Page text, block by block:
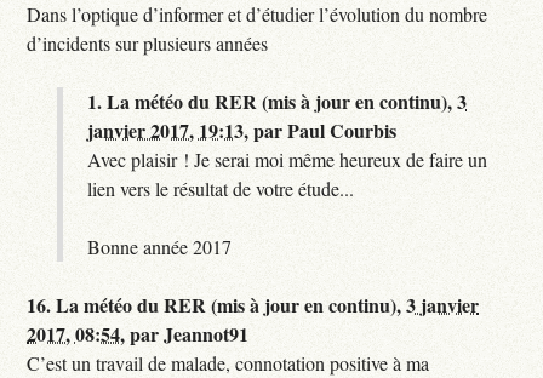
Dans l’optique d’informer et d’étudier l’évolution du nombre
d’incidents sur plusieurs années
1.La météo du RER (mis à jour en continu),3
janvier 2017, 19:13,parPaul Courbis
Avec plaisir ! Je serai moi même heureux de faire un
lien vers le résultat de votre étude...
Bonne année 2017
16.La météo du RER (mis à jour en continu),3 janvier
2017, 08:54,parJeannot91
C’est un travail de malade, connotation positive à ma